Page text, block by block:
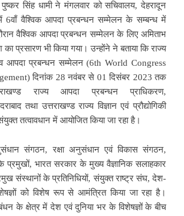
सिंह धामी ने मंगलवार को सचिवालय, देहरादून
6वाँ वैश्विक आपदा प्रबन्धन सम्मेलन के सम्बन्ध में
वैश्विक आपदा प्रबन्धन सम्मेलन के लिए अमिताभ
प्रसारण भी किया गया। उन्होंने ने बताया कि राज्य
आपदा प्रबन्धन सम्मेलन (6th World Congress
दिनांक 28 नवंबर से 01 दिसंबर 2023 तक
राज्य आपदा प्रबन्धन प्राधिकरण,
तथा उत्तराखण्ड राज्य विज्ञान एवं प्रौद्योगिकी
तत्वावधान में आयोजित किया जा रहा है।
संगठन, रक्षा अनुसंधान एवं विकास संगठन,
प्रमुखों, भारत सरकार के मुख्य वैज्ञानिक सलाहकार
संस्थानों के प्रतिनिधियों, संयुक्त राष्ट्र संघ, देश-
को विशेष रूप से आमंत्रित किया जा रहा है।
के क्षेत्र में देश एवं दुनिया भर के विशेषज्ञों के बीच